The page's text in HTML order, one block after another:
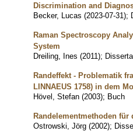
Discrimination and
Becker, Lucas (2023-07-31);
Raman Spectroscopy
System
Dreiling, Ines (2011);
Randeffekt - Problematik
LINNAEUS 1758) in dem
Hövel, Stefan (2003); Buch
Randelementmethoden für
Ostrowski, Jörg (2002);